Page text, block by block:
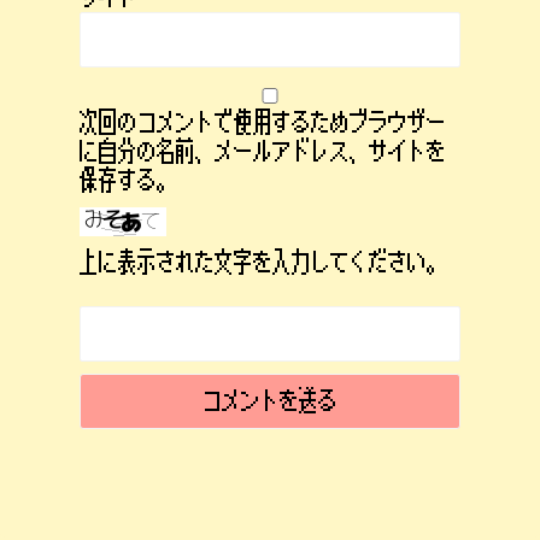
次回のコメントで使用するためブラウザー
に自分の名前、メールアドレス、サイトを
保存する。
上に表示された文字を入力してください。